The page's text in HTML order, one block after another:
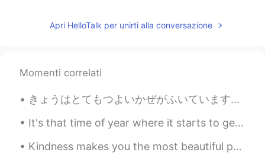
生日快乐！
Thornton 2020.03.17 13:12
Happy belated birthday.
2020.03.17 13:11
Apri HelloTalk per unirti alla conversazione
Momenti correlati
きょうはとてもつよいかぜがふいています。- Very strong wind is blowing today. I took an evening walk in my neighborho...
It's that time of year where it starts to get really hot. So I want to share a cool story with yo...
Kindness makes you the most beautiful person in the world , no matter what you look like . More ...